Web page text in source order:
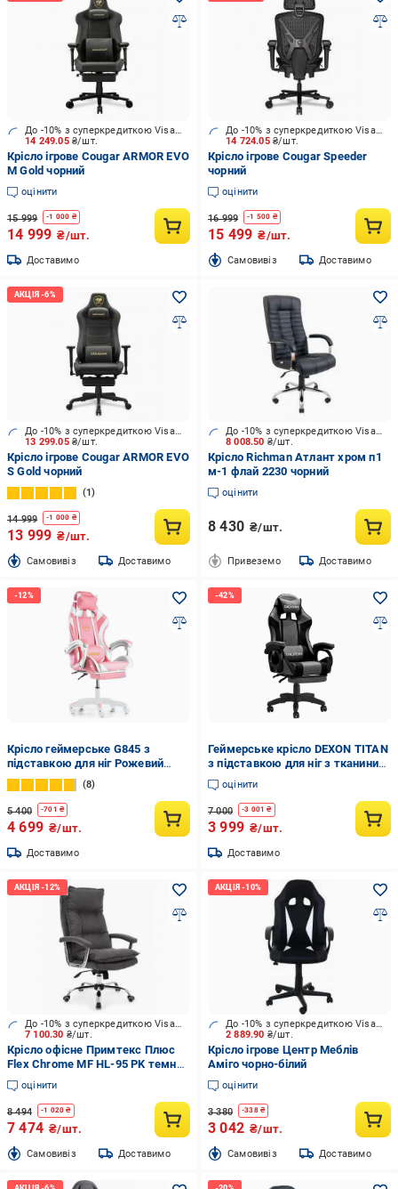
14 249.05 ₴/шт.
До -10% з суперкредиткою Visa Вигода
Крісло ігрове Cougar ARMOR EVO
M Gold чорний
оцінити
15 999 -1 000 ₴
14 999 ₴/шт.
Доставимо
14 724.05 ₴/шт.
До -10% з суперкредиткою Visa Вигода
Крісло ігрове Cougar Speeder
чорний
оцінити
16 999 -1 500 ₴
15 499 ₴/шт.
Cамовивіз Доставимо
13 299.05 ₴/шт.
До -10% з суперкредиткою Visa Вигода
Крісло ігрове Cougar ARMOR EVO
S Gold чорний
1
14 999 -1 000 ₴
13 999 ₴/шт.
Cамовивіз Доставимо
8 008.50 ₴/шт.
До -10% з суперкредиткою Visa Вигода
Крісло Richman Атлант хром п1
м-1 флай 2230 чорний
оцінити
8 430 ₴/шт.
Привеземо Доставимо
Крісло геймерське G845 з
підставкою для ніг Рожевий
(G846)
8
5 400 -701 ₴
4 699 ₴/шт.
Доставимо
Геймерське крісло DEXON TITAN
з підставкою для ніг з тканини
Чорний/Темно-сірий (40287)
оцінити
7 000 -3 001 ₴
3 999 ₴/шт.
Доставимо
7 100.30 ₴/шт.
До -10% з суперкредиткою Visa Вигода
Крісло офісне Примтекс Плюс
Flex Chrome MF HL-95 PK темно-
сірий
оцінити
8 494 -1 020 ₴
7 474 ₴/шт.
Cамовивіз Доставимо
2 889.90 ₴/шт.
До -10% з суперкредиткою Visa Вигода
Крісло ігрове Центр Меблів
Аміго чорно-білий
оцінити
3 380 -338₴
3 042 ₴/шт.
Cамовивіз Доставимо